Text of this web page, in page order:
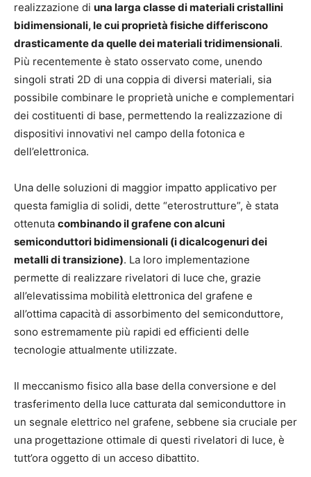
realizzazione di una larga classe di materiali cristallini
bidimensionali, le cui proprietà fisiche differiscono
drasticamente da quelle dei materiali tridimensionali.
Più recentemente è stato osservato come, unendo
singoli strati 2D di una coppia di diversi materiali, sia
possibile combinare le proprietà uniche e complementari
dei costituenti di base, permettendo la realizzazione di
dispositivi innovativi nel campo della fotonica e
dell’elettronica.
Una delle soluzioni di maggior impatto applicativo per
questa famiglia di solidi, dette “eterostrutture”, è stata
ottenuta combinando il grafene con alcuni
semiconduttori bidimensionali (i dicalcogenuri dei
metalli di transizione). La loro implementazione
permette di realizzare rivelatori di luce che, grazie
all’elevatissima mobilità elettronica del grafene e
all’ottima capacità di assorbimento del semiconduttore,
sono estremamente più rapidi ed efficienti delle
tecnologie attualmente utilizzate.
Il meccanismo fisico alla base della conversione e del
trasferimento della luce catturata dal semiconduttore in
un segnale elettrico nel grafene, sebbene sia cruciale per
una progettazione ottimale di questi rivelatori di luce, è
tutt’ora oggetto di un acceso dibattito.